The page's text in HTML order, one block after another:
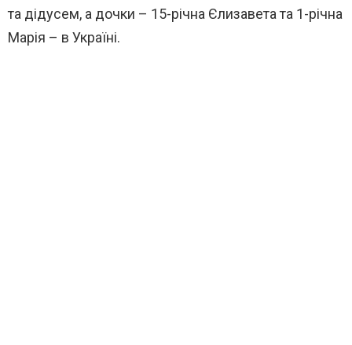
та дідусем, а дочки – 15-річна Єлизавета та 1-річна
Марія – в Україні.